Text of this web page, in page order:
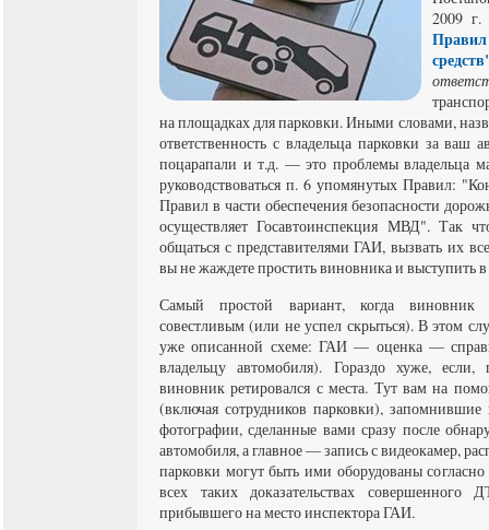
2009
на площадках для парковки. Иными словами,
ответственность с владельца парковки за ваш
поцарапали и т.д. — это проблемы владельца
руководствоваться п. 6 упомянутых Правил:
Правил в части обеспечения безопасности
осуществляет Госавтоинспекция МВД". Так
общаться с представителями ГАИ, вызвать их
вы не жаждете простить виновника и выступить в
Самый простой вариант, когда виновник
совестливым (или не успел скрыться). В этом
уже описанной схеме: ГАИ — оценка —
владельцу автомобиля). Гораздо хуже,
виновник ретировался с места. Тут вам на
(включая сотрудников парковки),
фотографии, сделанные вами сразу после
автомобиля, а главное — запись с видеокамер,
парковки могут быть ими оборудованы
всех таких доказательствах совершенного
прибывшего на место инспектора ГАИ.